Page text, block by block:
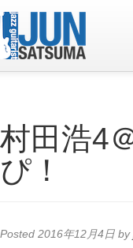
Live Schedule
Discography
村田浩4
ぴ！
Posted 2016年12月4日 by